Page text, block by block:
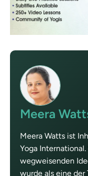
Meera
Meera Watts ist
Yoga
wegweisenden
wurde als eine